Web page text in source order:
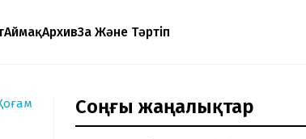
АймақАрхивЗаң Және Тәртіп
Соңғы жаңалықтар